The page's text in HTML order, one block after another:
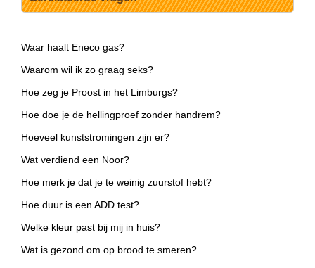
Waar haalt Eneco gas?
Waarom wil ik zo graag seks?
Hoe zeg je Proost in het Limburgs?
Hoe doe je de hellingproef zonder handrem?
Hoeveel kunststromingen zijn er?
Wat verdiend een Noor?
Hoe merk je dat je te weinig zuurstof hebt?
Hoe duur is een ADD test?
Welke kleur past bij mij in huis?
Wat is gezond om op brood te smeren?